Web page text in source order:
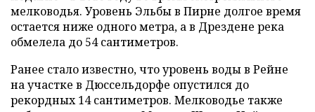
мелководья. Уровень Эльбы в Пирне долгое время
остается ниже одного метра, а в Дрездене река
обмелела до 54 сантиметров.
Ранее стало известно, что уровень воды в Рейне
на участке в Дюссельдорфе опустился до
рекордных 14 сантиметров. Мелководье также